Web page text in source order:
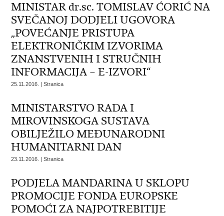
MINISTAR dr.sc. TOMISLAV ĆORIĆ NA
SVEČANOJ DODJELI UGOVORA
„POVEĆANJE PRISTUPA
ELEKTRONIČKIM IZVORIMA
ZNANSTVENIH I STRUČNIH
INFORMACIJA – E-IZVORI“
25.11.2016. | Stranica
MINISTARSTVO RADA I
MIROVINSKOGA SUSTAVA
OBILJEŽILO MEĐUNARODNI
HUMANITARNI DAN
23.11.2016. | Stranica
PODJELA MANDARINA U SKLOPU
PROMOCIJE FONDA EUROPSKE
POMOĆI ZA NAJPOTREBITIJE